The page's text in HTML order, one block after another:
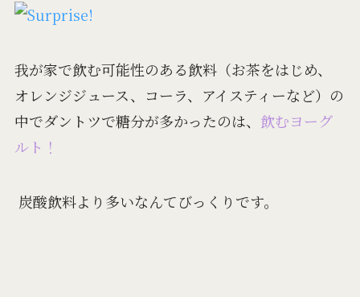
我が家で飲む可能性のある飲料（お茶をはじめ、
オレンジジュース、コーラ、アイスティーなど）の
中でダントツで糖分が多かったのは、 飲むヨーグ
ルト！
炭酸飲料より多いなんてびっくりです。